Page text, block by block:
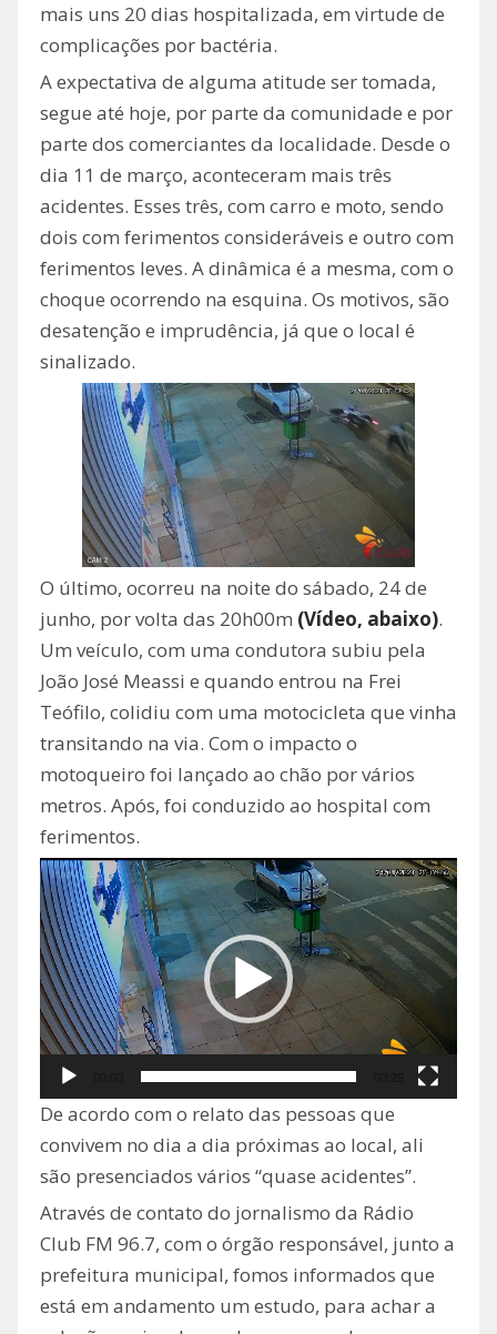
mais uns 20 dias hospitalizada, em virtude de
complicações por bactéria.
A expectativa de alguma atitude ser tomada,
segue até hoje, por parte da comunidade e por
parte dos comerciantes da localidade. Desde o
dia 11 de março, aconteceram mais três
acidentes. Esses três, com carro e moto, sendo
dois com ferimentos consideráveis e outro com
ferimentos leves. A dinâmica é a mesma, com o
choque ocorrendo na esquina. Os motivos, são
desatenção e imprudência, já que o local é
sinalizado.
O último, ocorreu na noite do sábado, 24 de
junho, por volta das 20h00m (Vídeo, abaixo).
Um veículo, com uma condutora subiu pela
João José Meassi e quando entrou na Frei
Teófilo, colidiu com uma motocicleta que vinha
transitando na via. Com o impacto o
motoqueiro foi lançado ao chão por vários
metros. Após, foi conduzido ao hospital com
ferimentos.
Tocador
de
vídeo
De acordo com o relato das pessoas que
convivem no dia a dia próximas ao local, ali
são presenciados vários “quase acidentes”.
Através de contato do jornalismo da Rádio
Club FM 96.7, com o órgão responsável, junto a
prefeitura municipal, fomos informados que
está em andamento um estudo, para achar a